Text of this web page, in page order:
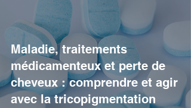
Maladie, traitements
médicamenteux et perte de
cheveux : comprendre et agir
avec la tricopigmentation